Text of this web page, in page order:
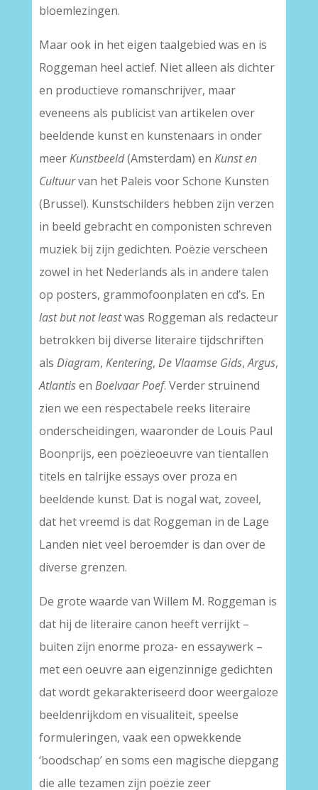
bloemlezingen.
Maar ook in het eigen taalgebied was en is
Roggeman heel actief. Niet alleen als dichter
en productieve romanschrijver, maar
eveneens als publicist van artikelen over
beeldende kunst en kunstenaars in onder
meerKunstbeeld(Amsterdam) en Kunst en
Cultuurvan het Paleis voor Schone Kunsten
(Brussel). Kunstschilders hebben zijn verzen
in beeld gebracht en componisten schreven
muziek bij zijn gedichten. Poëzie verscheen
zowel in het Nederlands als in andere talen
op posters, grammofoonplaten en cd’s. En
last but not leastwas Roggeman als redacteur
betrokken bij diverse literaire tijdschriften
als Diagram, Kentering, De Vlaamse Gids,Argus,
Atlantisen Boelvaar Poef. Verder struinend
zien we een respectabele reeks literaire
onderscheidingen, waaronder de Louis Paul
Boonprijs, een poëzieoeuvre van tientallen
titels en talrijke essays over proza en
beeldende kunst. Dat is nogal wat, zoveel,
dat het vreemd is dat Roggeman in de Lage
Landen niet veel beroemder is dan over de
diverse grenzen.
De grote waarde van Willem M. Roggeman is
dat hij de literaire canon heeft verrijkt –
buiten zijn enorme proza- en essaywerk –
met een oeuvre aan eigenzinnige gedichten
dat wordt gekarakteriseerd door weergaloze
beeldenrijkdom en visualiteit, speelse
formuleringen, vaak een opwekkende
‘boodschap’ en soms een magische diepgang
die alle tezamen zijn poëzie zeer